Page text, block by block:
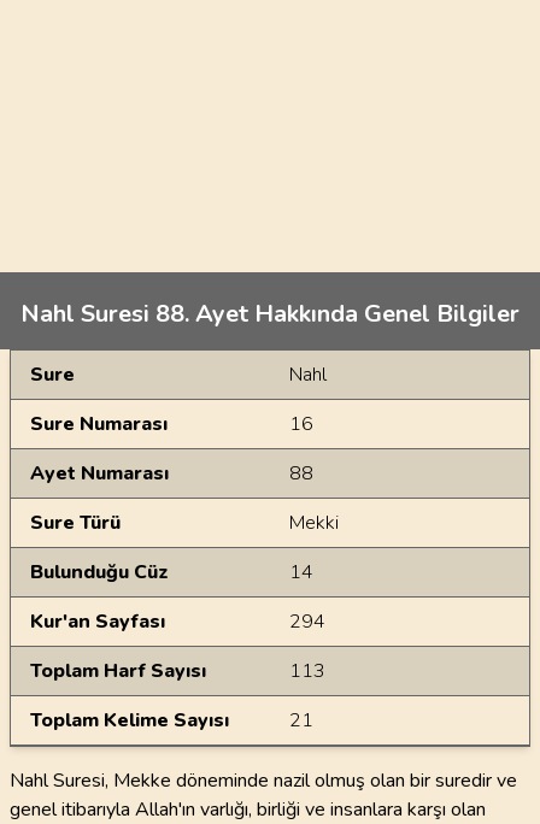
Nahl Suresi 88. Ayet Hakkında Genel Bilgiler
Genel Bilgiler
Sure
Nahl
Sure Numarası
16
Ayet Numarası
88
Sure Türü
Mekki
Bulunduğu Cüz
14
Kur'an Sayfası
294
Toplam Harf Sayısı
113
Toplam Kelime Sayısı
21
Nahl Suresi, Mekke döneminde nazil olmuş olan bir suredir ve
genel itibarıyla Allah'ın varlığı, birliği ve insanlara karşı olan